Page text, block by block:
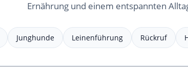
Ernährung und einem entspannten
Junghunde Leinenführung Rückruf